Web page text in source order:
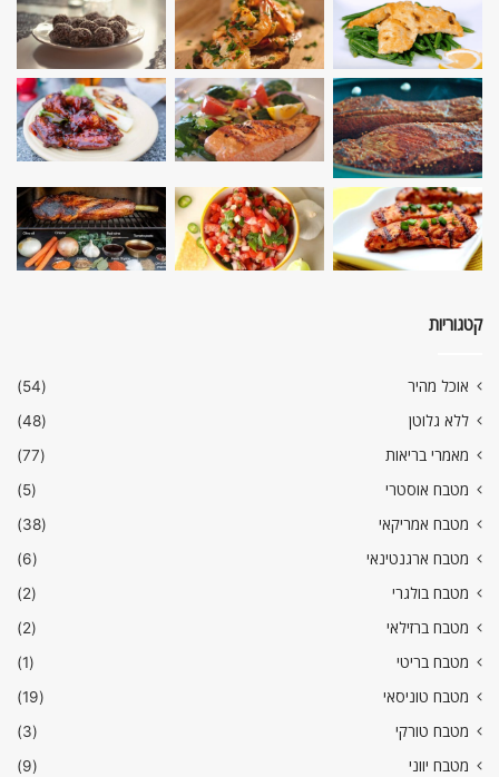
קטגוריות
אוכל מהיר
(54)
ללא גלוטן
(48)
מאמרי בריאות
(77)
מטבח אוסטרי
(5)
מטבח אמריקאי
(38)
מטבח ארגנטינאי
(6)
מטבח בולגרי
(2)
מטבח ברזילאי
(2)
מטבח בריטי
(1)
מטבח טוניסאי
(19)
מטבח טורקי
(3)
מטבח יווני
(9)